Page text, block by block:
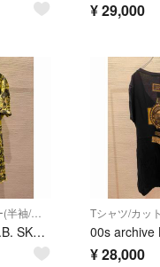
¥29,000
Tシャツ/カットソー(半袖/袖なし)
00s archive L.G.B. SKULL t-shirt tシャツ 総柄
¥28,000